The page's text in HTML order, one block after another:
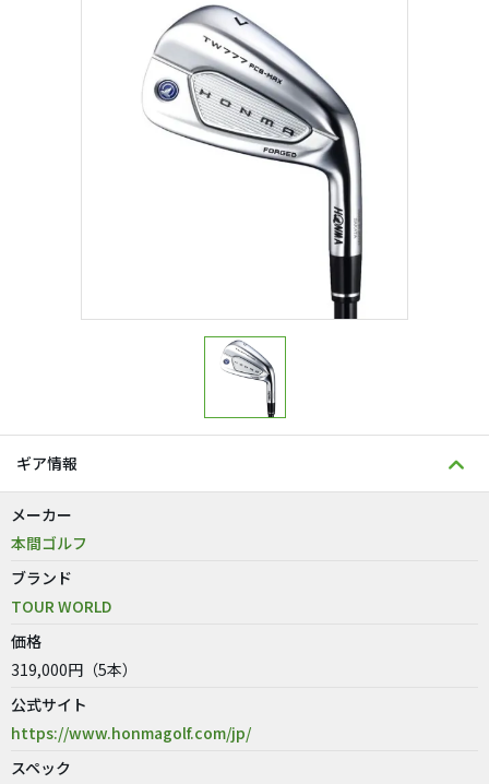
ギア情報
メーカー
本間ゴルフ
ブランド
TOUR WORLD
価格
319,000円（5本）
公式サイト
https://www.honmagolf.com/jp/
スペック